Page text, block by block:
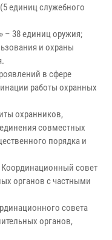
единиц служебного
– 38 единиц оружия;
и охраны
в сфере
работы охранных
охранников,
совместных
порядка и
Координационный совет
органов с частными
совета
органов,